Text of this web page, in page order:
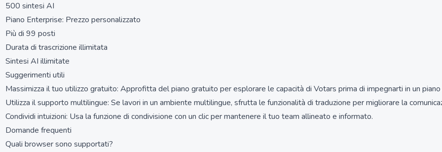
500 sintesi AI
Piano Enterprise: Prezzo personalizzato
Più di 99 posti
Durata di trascrizione illimitata
Sintesi AI illimitate
Suggerimenti utili
Massimizza il tuo utilizzo gratuito: Approfitta del piano gratuito per esplorare le capacità di Votars prima di impegnarti in un
Utilizza il supporto multilingue: Se lavori in un ambiente multilingue, sfrutta le funzionalità di traduzione per migliorare la
Condividi intuizioni: Usa la funzione di condivisione con un clic per mantenere il tuo team allineato e informato.
Domande frequenti
Quali browser sono supportati?